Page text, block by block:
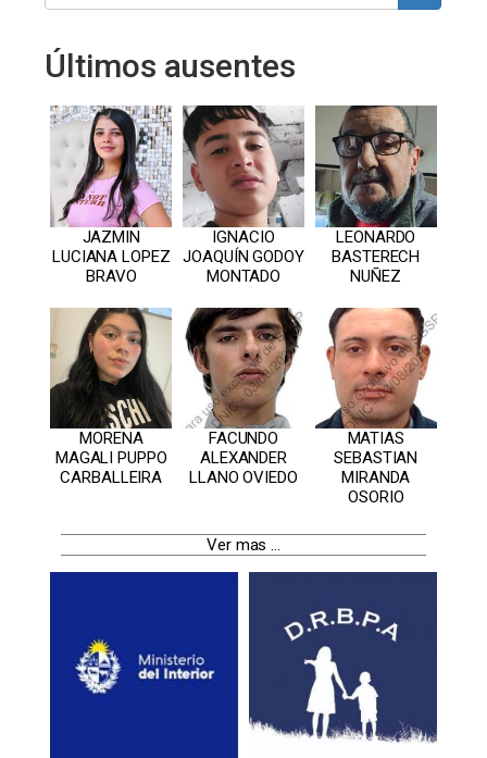
Últimos ausentes
JAZMIN
LUCIANA LOPEZ
BRAVO
IGNACIO
JOAQUÍN GODOY
MONTADO
LEONARDO
BASTERECH
NUÑEZ
MORENA
MAGALI PUPPO
CARBALLEIRA
FACUNDO
ALEXANDER
LLANO OVIEDO
MATIAS
SEBASTIAN
MIRANDA
OSORIO
Ver mas ...